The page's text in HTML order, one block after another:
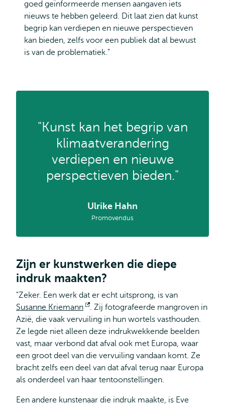
goed geïnformeerde mensen aangaven iets
nieuws te hebben geleerd. Dit laat zien dat kunst
begrip kan verdiepen en nieuwe perspectieven
kan bieden, zelfs voor een publiek dat al bewust
is van de problematiek."
"Kunst kan het begrip van
klimaatverandering
verdiepen en nieuwe
perspectieven bieden."
Ulrike Hahn
Promovendus
Zijn er kunstwerken die diepe
indruk maakten?
"Zeker. Een werk dat er echt uitsprong, is van
Susanne Kriemann
Opent
extern
. Zij fotografeerde mangroven in
Azië, die vaak vervuiling in hun wortels vasthouden.
Ze legde niet alleen deze indrukwekkende beelden
vast, maar verbond dat afval ook met Europa, waar
een groot deel van die vervuiling vandaan komt. Ze
bracht zelfs een deel van dat afval terug naar Europa
als onderdeel van haar tentoonstellingen.
Een andere kunstenaar die indruk maakte, is Eve